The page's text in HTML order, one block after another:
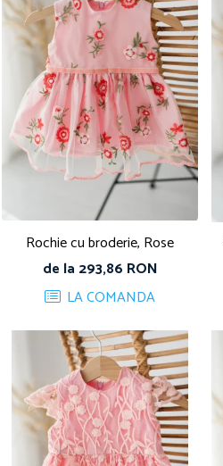
Rochie cu broderie, Rose
de la 293,86 RON
LA COMANDA